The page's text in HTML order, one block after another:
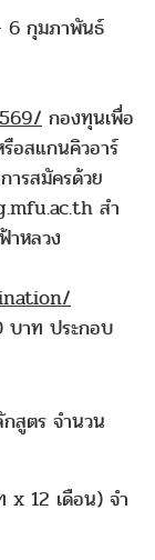
6 กุมภาพันธ์
กองทุนเพื่อ
อสแกนคิวอาร์
ารสมัครด้วย
สํา
าหลวง
าท ประกอบ
ตร จํานวน
12 เดือน) จํา